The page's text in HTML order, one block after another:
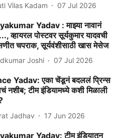
Vilas Kadam 07 Jul 2026
Yadav : माझ्या नावानं
व्हायरल पोस्टवर सूर्यकुमार यादवची
चपराक, सूर्यवंशीसाठी खास मेसेज
Joshi 07 Jul 2026
Yadav: एका चेंडूनं बदललं प्रिन्स
नशीब; टीम इंडियामध्ये कशी मिळाली
Jadhav 17 Jun 2026
Yadav: टीम इंडियातून